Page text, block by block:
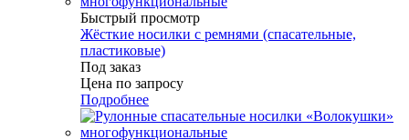
Быстрый просмотр
Жёсткие носилки с ремнями (спасательные,
пластиковые)
Под заказ
Цена по запросу
Подробнее